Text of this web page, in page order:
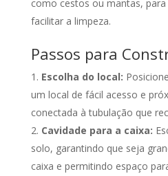
como cestos ou mantas,
facilitar a limpeza.
Passos para
Escolha do local:
um local de fácil acesso e
conectada à tubulação que
Cavidade para a caixa:
solo, garantindo que seja
caixa e permitindo espaço